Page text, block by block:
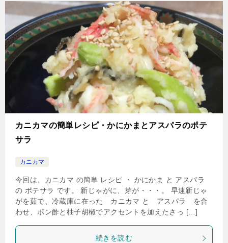
カニカマの簡単レシピ・かにかまとアスパラのポテ
サラ
カニカマ
今回は、カニカマ の簡単 レシピ ・ かにかま と アスパラ
の ポテサラ です。 新じゃがに、芽が・・・。 早速新じゃ
がを茹で、冷蔵庫に在った カニカマ と アスパラ を合
わせ、ポン酢と柚子胡椒でアクセントを加えたさっ […]
続きを読む